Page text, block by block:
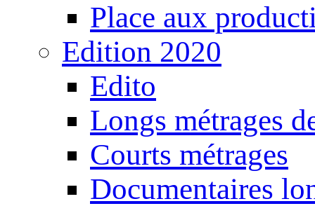
Place aux
Edition 2020
Edito
Longs métrages
Courts métrages
Documentaires